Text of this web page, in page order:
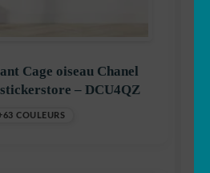
Cage oiseau Chanel
– DCU4QZ
COULEURS